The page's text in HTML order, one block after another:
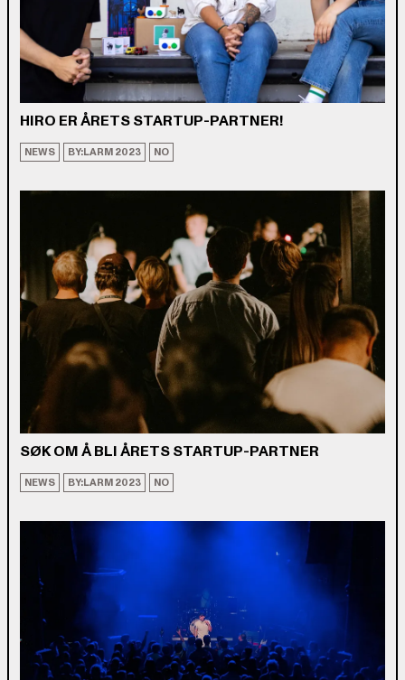
HIRO ER ÅRETS STARTUP-PARTNER!
NEWS BY:LARM 2023 NO
SØK OM Å BLI ÅRETS STARTUP-PARTNER
NEWS BY:LARM 2023 NO